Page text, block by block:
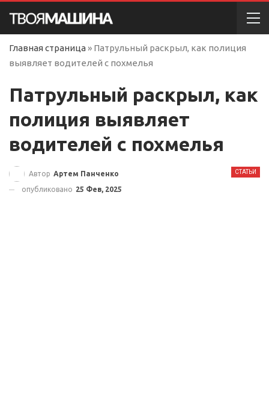
Главная страница » Патрульный раскрыл, как полиция
выявляет водителей с похмелья
Патрульный раскрыл, как
полиция выявляет
водителей с похмелья
СТАТЬИ
Автор Артем Панченко
опубликовано 25 Фев, 2025